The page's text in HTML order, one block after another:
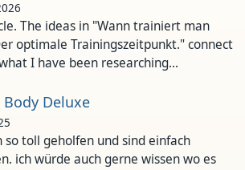
The ideas in "Wann trainiert man
optimale Trainingszeitpunkt." connect
I have been researching…
Body Deluxe
so toll geholfen und sind einfach
ich würde auch gerne wissen wo es